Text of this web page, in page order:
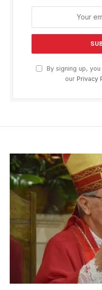
By signing up,
our Privacy